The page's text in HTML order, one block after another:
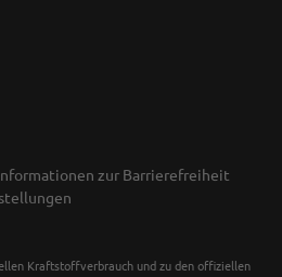
zur Barrierefreiheit
Kraftstoffverbrauch und zu den offiziellen